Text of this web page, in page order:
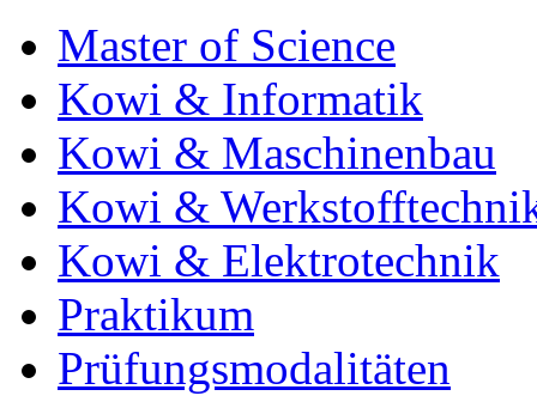
Master of Science
Kowi & Informatik
Kowi & Maschinenbau
Kowi &
Kowi & Elektrotechnik
Praktikum
Prüfungsmodalitäten